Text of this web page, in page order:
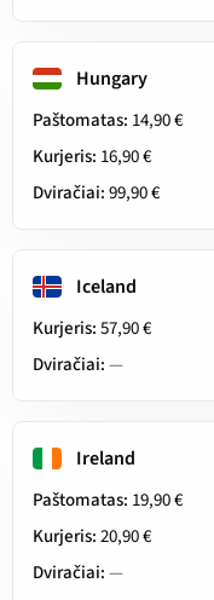
Hungary
Paštomatas: 14,90 €
Kurjeris: 16,90 €
Dviračiai:99,90 €
Iceland
Kurjeris:57,90 €
Dviračiai:—
Ireland
Paštomatas: 19,90 €
Kurjeris:20,90 €
Dviračiai:—